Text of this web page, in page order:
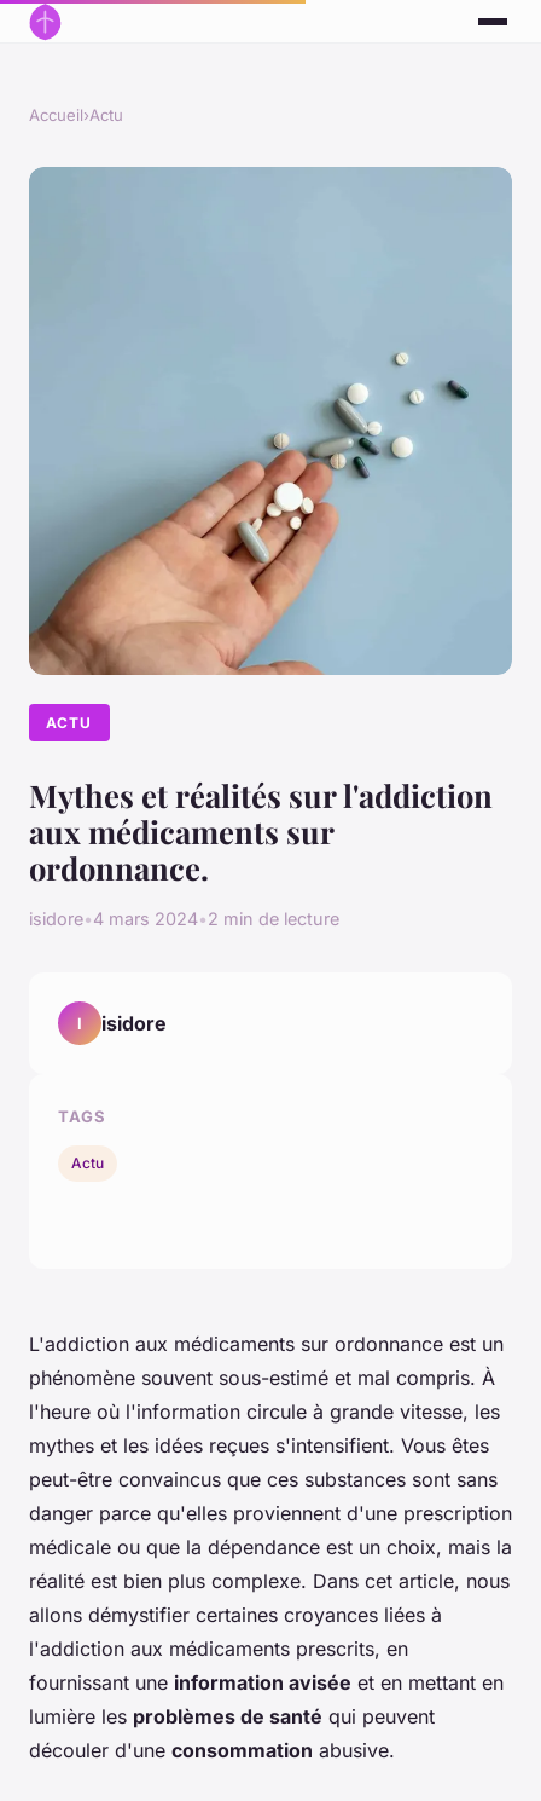
Accueil›Actu
ACTU
Mythes et réalités sur l'addiction
aux médicaments sur
ordonnance.
isidore•4 mars 2024•2 min de lecture
L'addiction aux médicaments sur ordonnance est un
phénomène souvent sous-estimé et mal compris. À
l'heure où l'information circule à grande vitesse, les
mythes et les idées reçues s'intensifient. Vous êtes
peut-être convaincus que ces substances sont sans
danger parce qu'elles proviennent d'une prescription
médicale ou que la dépendance est un choix, mais la
réalité est bien plus complexe. Dans cet article, nous
allons démystifier certaines croyances liées à
l'addiction aux médicaments prescrits, en
fournissant une information avisée et en mettant en
lumière les problèmes de santé qui peuvent
découler d'une consommation abusive.
I isidore
TAGS
Actu